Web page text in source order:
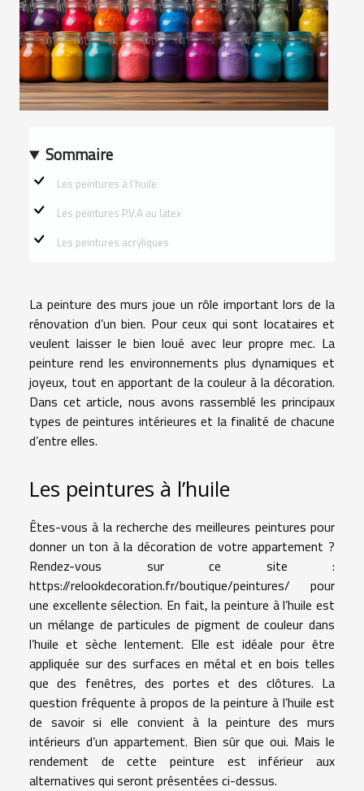
Sommaire
Les peintures à l’huile
Les peintures P.V.A au latex
Les peintures acryliques
La peinture des murs joue un rôle important lors de la
rénovation d’un bien. Pour ceux qui sont locataires et
veulent laisser le bien loué avec leur propre mec. La
peinture rend les environnements plus dynamiques et
joyeux, tout en apportant de la couleur à la décoration.
Dans cet article, nous avons rassemblé les principaux
types de peintures intérieures et la finalité de chacune
d’entre elles.
Les peintures à l’huile
Êtes-vous à la recherche des meilleures peintures pour
donner un ton à la décoration de votre appartement ?
Rendez-vous sur ce site :
https://relookdecoration.fr/boutique/peintures/ pour
une excellente sélection. En fait, la peinture à l’huile est
un mélange de particules de pigment de couleur dans
l’huile et sèche lentement. Elle est idéale pour être
appliquée sur des surfaces en métal et en bois telles
que des fenêtres, des portes et des clôtures. La
question fréquente à propos de la peinture à l’huile est
de savoir si elle convient à la peinture des murs
intérieurs d’un appartement. Bien sûr que oui. Mais le
rendement de cette peinture est inférieur aux
alternatives qui seront présentées ci-dessus.